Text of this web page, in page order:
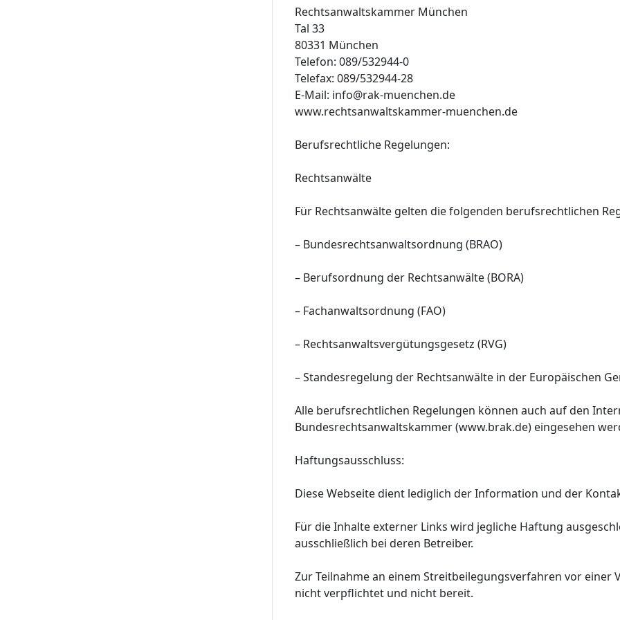
Rechtsanwaltskammer München
Tal 33
80331 München
Telefon: 089/532944-0
Telefax: 089/532944-28
E-Mail: info@rak-muenchen.de
www.rechtsanwaltskammer-muenchen.de
Berufsrechtliche Regelungen:
Rechtsanwälte
Für Rechtsanwälte gelten die folgenden berufsrechtlichen
– Bundesrechtsanwaltsordnung (BRAO)
– Berufsordnung der Rechtsanwälte (BORA)
– Fachanwaltsordnung (FAO)
– Rechtsanwaltsvergütungsgesetz (RVG)
– Standesregelung der Rechtsanwälte in der Europäischen
Alle berufsrechtlichen Regelungen können auch auf den
Bundesrechtsanwaltskammer (www.brak.de) eingesehen
Haftungsausschluss:
Diese Webseite dient lediglich der Information und der
Für die Inhalte externer Links wird jegliche Haftung
ausschließlich bei deren Betreiber.
Zur Teilnahme an einem Streitbeilegungsverfahren vor
nicht verpflichtet und nicht bereit.